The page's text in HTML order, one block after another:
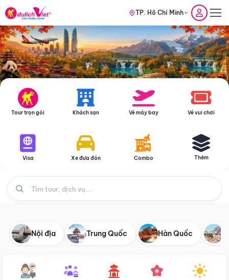
TP. Hồ Chí Minh
Tour trọn gói Khách sạn Vé máy bay Vé vui chơi
Visa Xe đưa đón Combo Thêm
Nội địa Trung Quốc Hàn Quốc